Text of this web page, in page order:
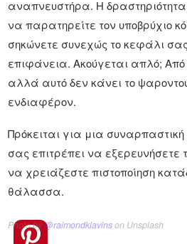
αναπνευστήρα. Η
να παρατηρείτε τον υποβρύχιο
σηκώνετε συνεχώς το κεφάλι
επιφάνεια. Ακούγεται απλό;
αλλά αυτό δεν κάνει το
ενδιαφέρον.
Πρόκειται για μια
σας επιτρέπει να
να χρειάζεστε πιστοποίηση
θάλασσα.
Photo by@raimondklavinson Unsplash